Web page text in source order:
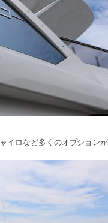
イロなど多くのオプション